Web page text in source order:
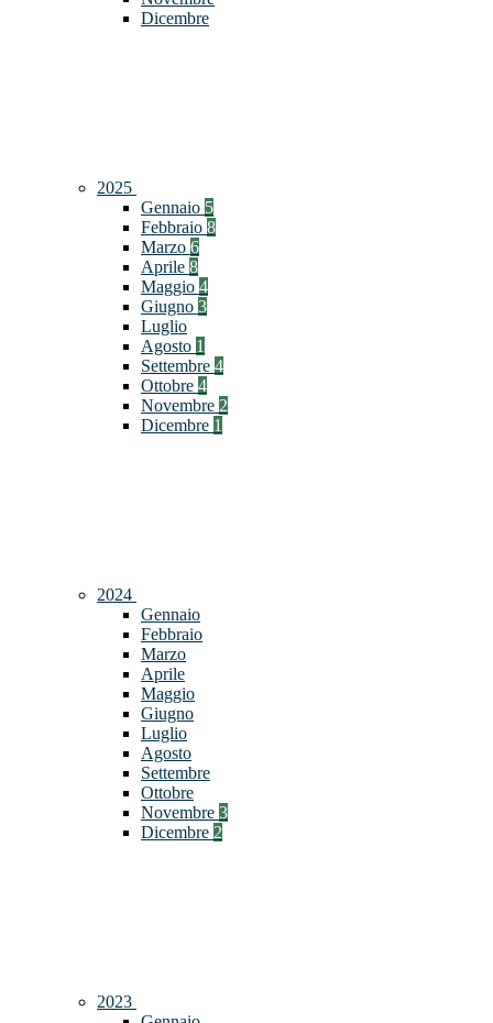
Dicembre
2025
Gennaio 5
Febbraio 8
Marzo 6
Aprile 8
Maggio 4
Giugno 3
Luglio
Agosto 1
Settembre 4
Ottobre 4
Novembre 2
Dicembre 1
2024
Gennaio
Febbraio
Marzo
Aprile
Maggio
Giugno
Luglio
Agosto
Settembre
Ottobre
Novembre 3
Dicembre 2
2023